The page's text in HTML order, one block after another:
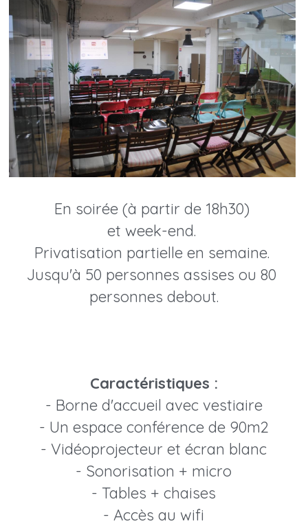
En soirée (à partir de 18h30)
et week-end.
Privatisation partielle en semaine.
Jusqu'à 50 personnes assises ou 80
personnes debout.
Caractéristiques :
- Borne d'accueil avec vestiaire
- Un espace conférence de 90m2
- Vidéoprojecteur et écran blanc
- Sonorisation + micro
- Tables + chaises
- Accès au wifi